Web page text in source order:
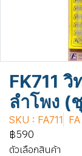
FK711
ลำโพง (
SKU : FA711
฿590
ตัวเลือกสินค้า